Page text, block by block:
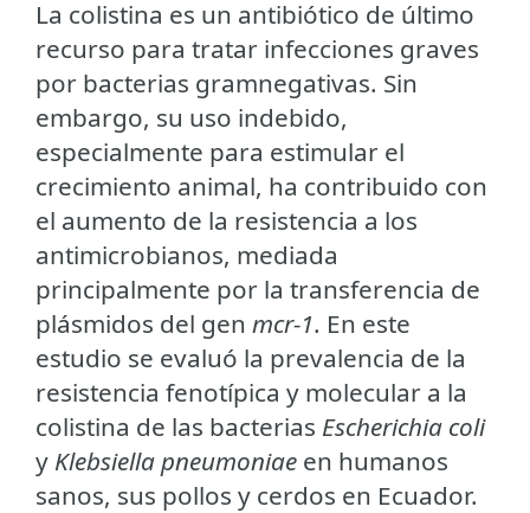
La colistina es un antibiótico de último
recurso para tratar infecciones graves
por bacterias gramnegativas. Sin
embargo, su uso indebido,
especialmente para estimular el
crecimiento animal, ha contribuido con
el aumento de la resistencia a los
antimicrobianos, mediada
principalmente por la transferencia de
plásmidos del gen mcr-1. En este
estudio se evaluó la prevalencia de la
resistencia fenotípica y molecular a la
colistina de las bacterias Escherichia coli
y Klebsiella pneumoniae en humanos
sanos, sus pollos y cerdos en Ecuador.